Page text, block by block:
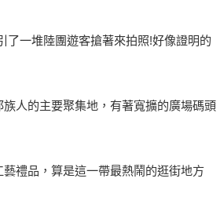
了一堆陸團遊客搶著來拍照!好像證明的
人的主要聚集地，有著寬擴的廣場碼頭
禮品，算是這一帶最熱鬧的逛街地方